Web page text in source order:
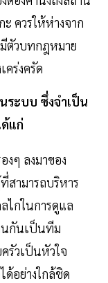
ควรให้ห่างจาก
ตัวบทกฎหมาย
ร่งครัด
ระบบ ซึ่งจำเป็น
แก่
งๆ ลงมาของ
สามารถบริหาร
ไกในการดูแล
นกันเป็นทีม
รัวเป็นหัวใจ
อย่างใกล้ชิด